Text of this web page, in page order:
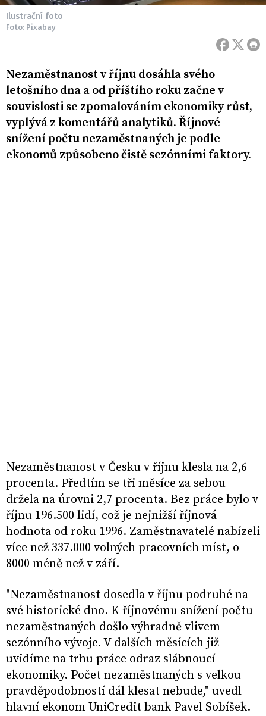
Ilustrační foto
Foto: Pixabay
Nezaměstnanost v říjnu dosáhla svého
letošního dna a od příštího roku začne v
souvislosti se zpomalováním ekonomiky růst,
vyplývá z komentářů analytiků. Říjnové
snížení počtu nezaměstnaných je podle
ekonomů způsobeno čistě sezónními faktory.
Nezaměstnanost v Česku v říjnu klesla na 2,6
procenta. Předtím se tři měsíce za sebou
držela na úrovni 2,7 procenta. Bez práce bylo v
říjnu 196.500 lidí, což je nejnižší říjnová
hodnota od roku 1996. Zaměstnavatelé nabízeli
více než 337.000 volných pracovních míst, o
8000 méně než v září.
"Nezaměstnanost dosedla v říjnu podruhé na
své historické dno. K říjnovému snížení počtu
nezaměstnaných došlo výhradně vlivem
sezónního vývoje. V dalších měsících již
uvidíme na trhu práce odraz slábnoucí
ekonomiky. Počet nezaměstnaných s velkou
pravděpodobností dál klesat nebude," uvedl
hlavní ekonom UniCredit bank Pavel Sobíšek.